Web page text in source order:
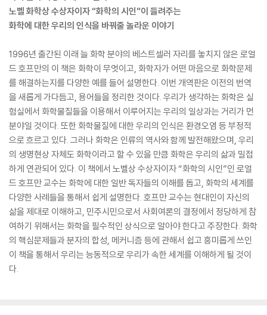
노벨 화학상 수상자이자 “화학의 시인”이 들려주는
화학에 대한 우리의 인식을 바꿔줄 놀라운 이야기
1996년 출간된 이래 늘 화학 분야의 베스트셀러 자리를 놓치지 않은 로얼
드 호프만의 이 책은 화학이 무엇이고, 화학자가 어떤 마음으로 화학문제
를 해결하는지를 다양한 예를 들어 설명한다. 이번 개역판은 이전의 번역
을 새롭게 가다듬고, 용어들을 정리한 것이다. 우리가 생각하는 화학은 실
험실에서 화학물질들을 이용해서 이루어지는 우리의 일상과는 거리가 먼
분야일 것이다. 또한 화학물질에 대한 우리의 인식은 환경오염 등 부정적
으로 흐르고 있다. 그러나 화학은 인류의 역사와 함께 발전해왔으며, 우리
의 생명현상 자체도 화학이라고 할 수 있을 만큼 화학은 우리의 삶과 밀접
하게 연관되어 있다. 이 책에서 노벨상 수상자이자 “화학의 시인”인 로얼
드 호프만 교수는 화학에 대한 일반 독자들의 이해를 돕고, 화학의 세계를
다양한 사례들을 통해서 쉽게 설명한다. 호프만 교수는 현대인이 자신의
삶을 제대로 이해하고, 민주시민으로서 사회여론의 결정에서 정당하게 참
여하기 위해서는 화학을 필수적인 상식으로 알아야 한다고 주장한다. 화학
의 핵심문제들과 분자의 합성, 메커니즘 등에 관해서 쉽고 흥미롭게 쓰인
이 책을 통해서 우리는 능동적으로 우리가 속한 세계를 이해하게 될 것이
다.